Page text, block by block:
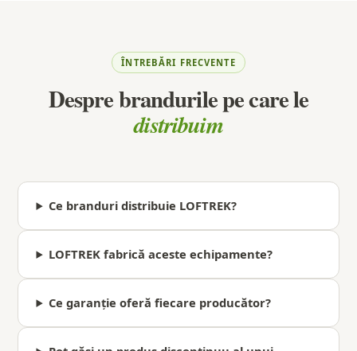
ÎNTREBĂRI FRECVENTE
Despre brandurile pe care le
distribuim
Ce branduri distribuie LOFTREK?
LOFTREK fabrică aceste echipamente?
Ce garanție oferă fiecare producător?